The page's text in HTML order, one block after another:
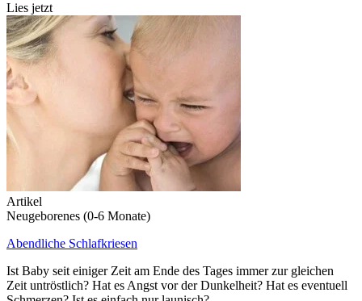
Lies jetzt
Artikel
Neugeborenes (0-6 Monate)
Abendliche Schlafkriesen
Ist Baby seit einiger Zeit am Ende des Tages immer zur gleichen
Zeit untröstlich? Hat es Angst vor der Dunkelheit? Hat es eventuell